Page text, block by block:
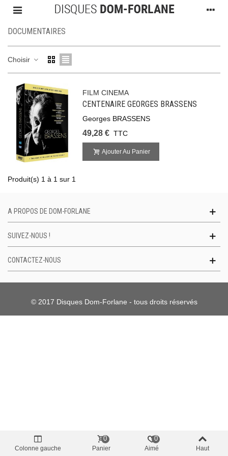
DOCUMENTAIRES
Choisir
FILM CINEMA
CENTENAIRE GEORGES BRASSENS
Georges BRASSENS
49,28 € TTC
Ajouter Au Panier
Produit(s) 1 à 1 sur 1
A PROPOS DE DOM-FORLANE
SUIVEZ-NOUS !
CONTACTEZ-NOUS
© 2017 Disques Dom-Forlane - tous droits réservés
Colonne gauche Panier
0
Aimé
0
Haut